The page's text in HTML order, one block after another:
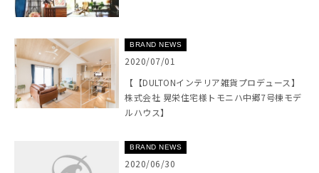
BRAND NEWS
2020/07/01
【【DULTONインテリア雑貨プロデュース】
株式会社 晃栄住宅様トモニハ中郷7号棟モデ
ルハウス】
BRAND NEWS
2020/06/30